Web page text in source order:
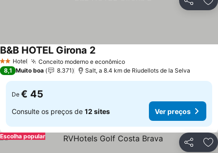
Partilhar
2 Estrelas
Hotel Conceito moderno e econômico
B&B HOTEL Girona 2
8,1 Muito boa 8.371 Salt, a 8.4 km de Riudellots de la Selva
De € 45
Consulte os preços de 12 sites Ver preços
Partilhar
Escolha popular